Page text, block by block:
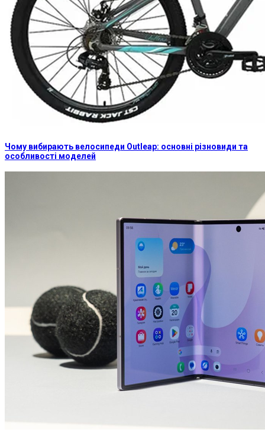
Чому вибирають велосипеди Outleap: основні різновиди та
особливості моделей